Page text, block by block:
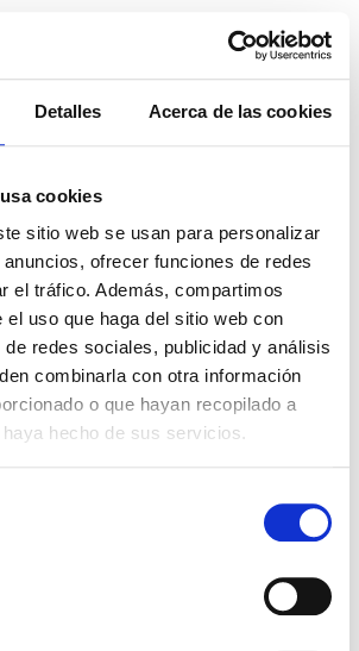
Detalles Acerca de las cookies
cookies
sitio web se usan para personalizar
ofrecer funciones de redes
el tráfico. Además, compartimos
el uso que haga del sitio web con
redes sociales, publicidad y análisis
combinarla con otra información
o que hayan recopilado a
hecho de sus servicios.
de
tatuajes línea fina
los derechos reservados